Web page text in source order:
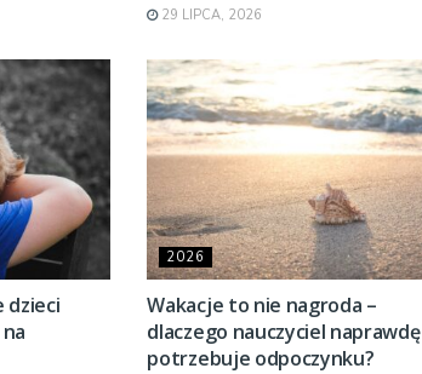
29 LIPCA, 2026
dzieci
2026
Wakacje to nie nagroda –
dlaczego nauczyciel naprawdę
potrzebuje odpoczynku?